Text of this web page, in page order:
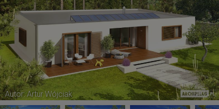
Autor: Artur Wójciak